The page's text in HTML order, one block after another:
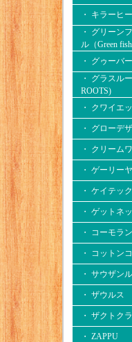
・ キラーヒ
・ グリーン
ル（Green
・ グゥーバ
・ グラスル
ROOTS)
・ クワイエ
・ グローデ
・ クリーム
・ ゲーリー
・ ケイテック
・ ゲットネ
・ コーモラン
・ コットン
・ サウザン
・ ザウルス
・ ザクトク
・ ZAPPU